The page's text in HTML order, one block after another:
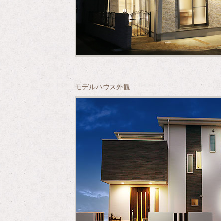
モデルハウス外観